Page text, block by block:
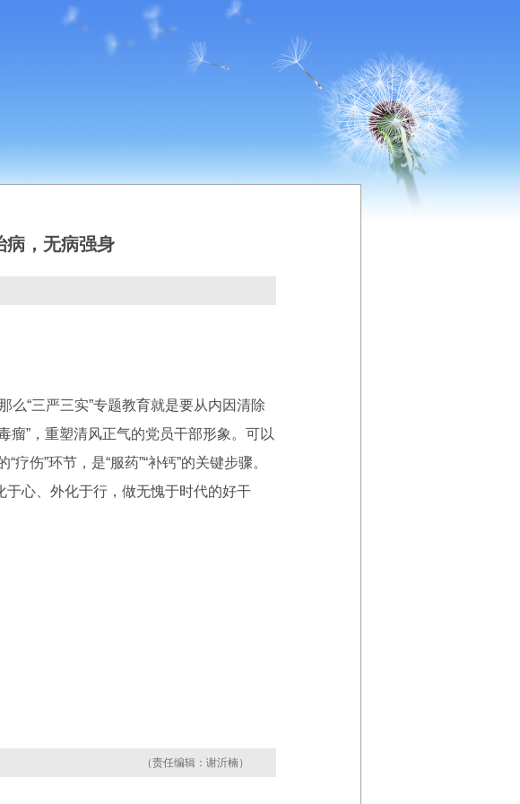
病，无病强身
“三严三实”专题教育就是要从内因清除
瘤”，重塑清风正气的党员干部形象。可以
疗伤”环节，是“服药”“补钙”的关键步骤。
于心、外化于行，做无愧于时代的好干
（责任编辑：谢沂楠）